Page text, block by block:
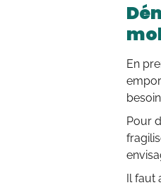
En
Pour
Il faut